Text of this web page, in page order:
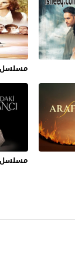
مسلسل
مسلسل